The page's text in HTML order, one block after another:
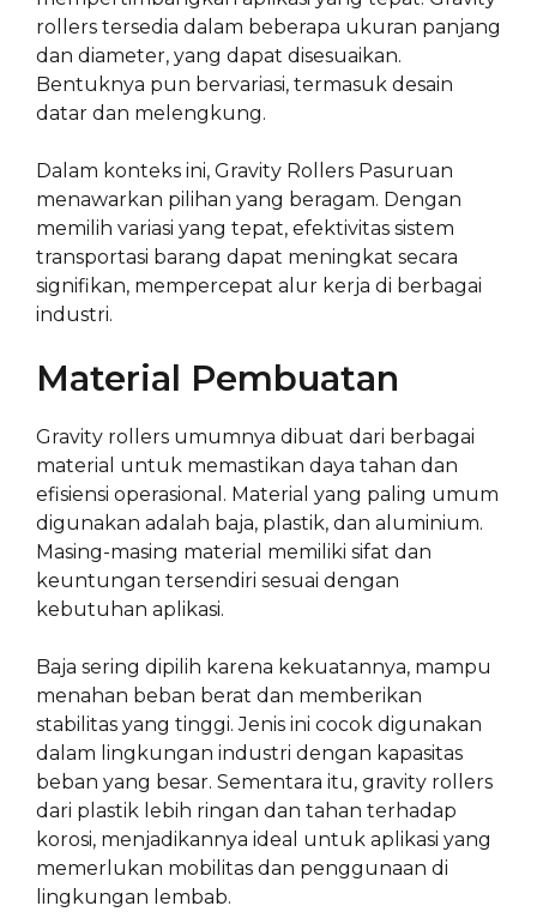
rollers tersedia dalam beberapa ukuran panjang
dan diameter, yang dapat disesuaikan.
Bentuknya pun bervariasi, termasuk desain
datar dan melengkung.
Dalam konteks ini, Gravity Rollers Pasuruan
menawarkan pilihan yang beragam. Dengan
memilih variasi yang tepat, efektivitas sistem
transportasi barang dapat meningkat secara
signifikan, mempercepat alur kerja di berbagai
industri.
Material Pembuatan
Gravity rollers umumnya dibuat dari berbagai
material untuk memastikan daya tahan dan
efisiensi operasional. Material yang paling umum
digunakan adalah baja, plastik, dan aluminium.
Masing-masing material memiliki sifat dan
keuntungan tersendiri sesuai dengan
kebutuhan aplikasi.
Baja sering dipilih karena kekuatannya, mampu
menahan beban berat dan memberikan
stabilitas yang tinggi. Jenis ini cocok digunakan
dalam lingkungan industri dengan kapasitas
beban yang besar. Sementara itu, gravity rollers
dari plastik lebih ringan dan tahan terhadap
korosi, menjadikannya ideal untuk aplikasi yang
memerlukan mobilitas dan penggunaan di
lingkungan lembab.